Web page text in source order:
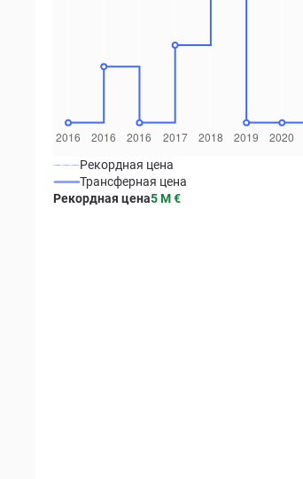
Рекордная цена
Трансферная цена
Рекордная цена5 M€